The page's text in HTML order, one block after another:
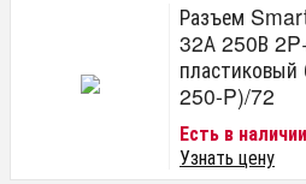
Разъем
32А 250В
250-P)/72
Есть в
Узнать цену